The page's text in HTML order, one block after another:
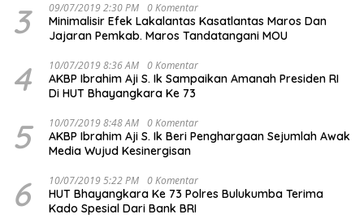
3 09/07/2019 2:30 PM 0 Komentar
Minimalisir Efek Lakalantas Kasatlantas Maros Dan
Jajaran Pemkab. Maros Tandatangani MOU
4 10/07/2019 8:36 AM 0 Komentar
AKBP Ibrahim Aji S. Ik Sampaikan Amanah Presiden RI
Di HUT Bhayangkara Ke 73
5 10/07/2019 8:48 AM 0 Komentar
AKBP Ibrahim Aji S. Ik Beri Penghargaan Sejumlah Awak
Media Wujud Kesinergisan
6 10/07/2019 5:22 PM 0 Komentar
HUT Bhayangkara Ke 73 Polres Bulukumba Terima
Kado Spesial Dari Bank BRI